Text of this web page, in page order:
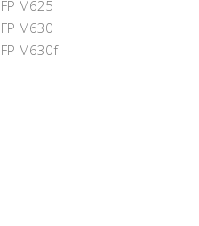
M625
M630
M630f